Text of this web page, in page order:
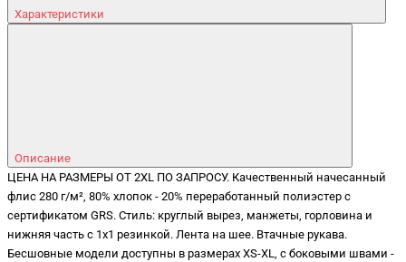
Характеристики
Описание
ЦЕНА НА РАЗМЕРЫ ОТ 2XL ПО ЗАПРОСУ. Качественный начесанный
флис 280 г/м², 80% хлопок - 20% переработанный полиэстер с
сертификатом GRS. Стиль: круглый вырез, манжеты, горловина и
нижняя часть с 1x1 резинкой. Лента на шее. Втачные рукава.
Бесшовные модели доступны в размерах XS-XL, с боковыми швами -